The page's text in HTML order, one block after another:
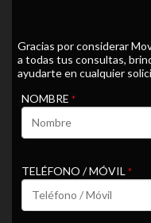
Gracias por considerar
a todas tus consultas,
ayudarte en cualquier
NOMBRE*
TELÉFONO / MÓVIL*